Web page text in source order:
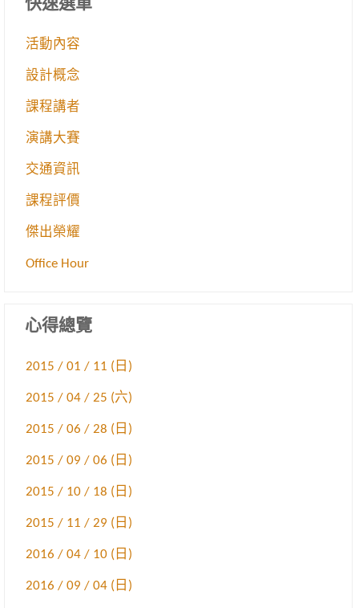
快速選單
活動內容
設計概念
課程講者
演講大賽
交通資訊
課程評價
傑出榮耀
Office Hour
心得總覽
2015 / 01 / 11 (日)
2015 / 04 / 25 (六)
2015 / 06 / 28 (日)
2015 / 09 / 06 (日)
2015 / 10 / 18 (日)
2015 / 11 / 29 (日)
2016 / 04 / 10 (日)
2016 / 09 / 04 (日)